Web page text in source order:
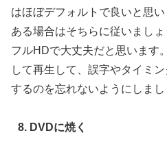
はほぼデフォルトで良いと思
ある場合はそちらに従いまし
フルHDで大丈夫だと思います
して再生して、誤字やタイミ
するのを忘れないようにしまし
8. DVDに焼く